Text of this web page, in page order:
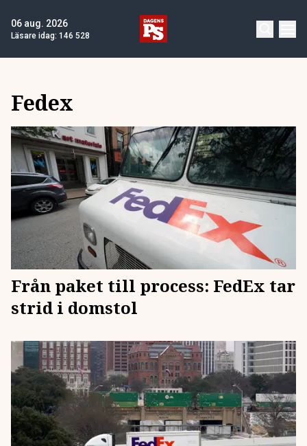
06 aug. 2026
Läsare idag: 146 528
Fedex
Från paket till process: FedEx tar
strid i domstol